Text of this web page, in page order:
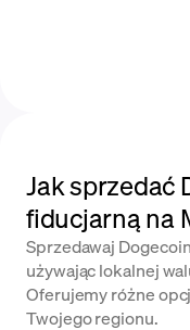
Jak sprzedać
fiducjarną na
Sprzedawaj
używając lokalnej
Oferujemy różne
Twojego regionu.